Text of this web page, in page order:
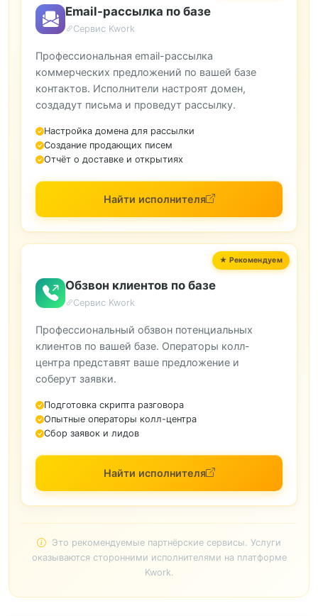
Email-рассылка по базе
Сервис Kwork
Профессиональная email-рассылка
коммерческих предложений по вашей базе
контактов. Исполнители настроят домен,
создадут письма и проведут рассылку.
Настройка домена для рассылки
Создание продающих писем
Отчёт о доставке и открытиях
Найти исполнителя
Обзвон клиентов по базе
Сервис Kwork
Профессиональный обзвон потенциальных
клиентов по вашей базе. Операторы колл-
центра представят ваше предложение и
соберут заявки.
Подготовка скрипта разговора
Опытные операторы колл-центра
Сбор заявок и лидов
Найти исполнителя
Это рекомендуемые партнёрские сервисы. Услуги
оказываются сторонними исполнителями на платформе
Kwork.